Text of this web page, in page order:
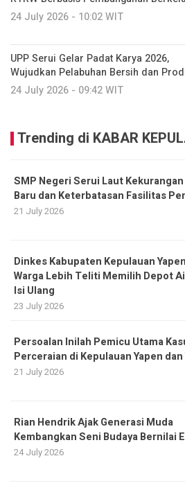
24 July 2026 - 10:02 WIT
UPP Serui Gelar Padat Karya 2026,
Wujudkan Pelabuhan Bersih dan
24 July 2026 - 09:42 WIT
Trending di KABAR
SMP Negeri Serui Laut
Baru dan Keterbatasan Fasilitas
21 July 2026
Dinkes Kabupaten Kepulauan
Warga Lebih Teliti Memilih Depot
Isi Ulang
23 July 2026
Persoalan Inilah Pemicu Utama
Perceraian di Kepulauan Yapen
21 July 2026
Rian Hendrik Ajak Generasi Muda
Kembangkan Seni Budaya Bernilai
24 July 2026